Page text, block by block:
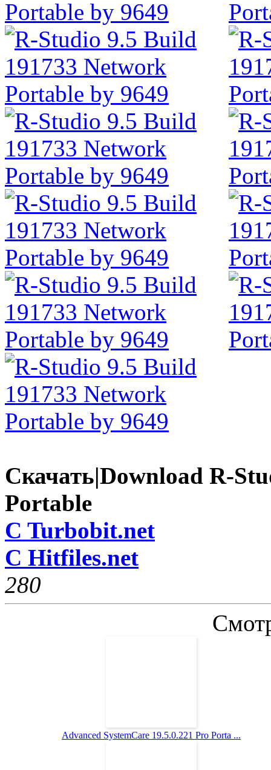
Скачать|Download R-
Portable
C Turbobit.net
C Hitfiles.net
280
Advanced SystemCare 19.5.0.221 Pro Porta ...